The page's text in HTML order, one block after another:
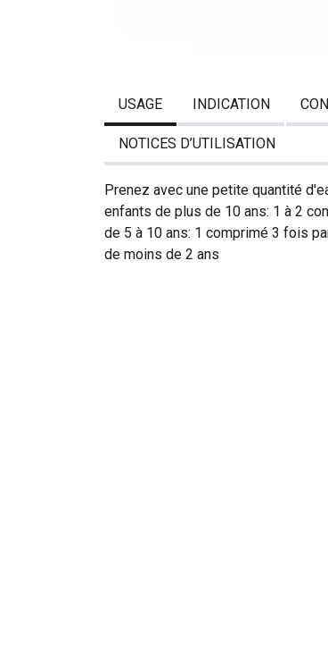
USAGE INDICATION
NOTICES D’UTILISATION
Prenez avec une petite quantité
enfants de plus de 10 ans: 1 à 2
de 5 à 10 ans: 1 comprimé 3 fois
de moins de 2 ans